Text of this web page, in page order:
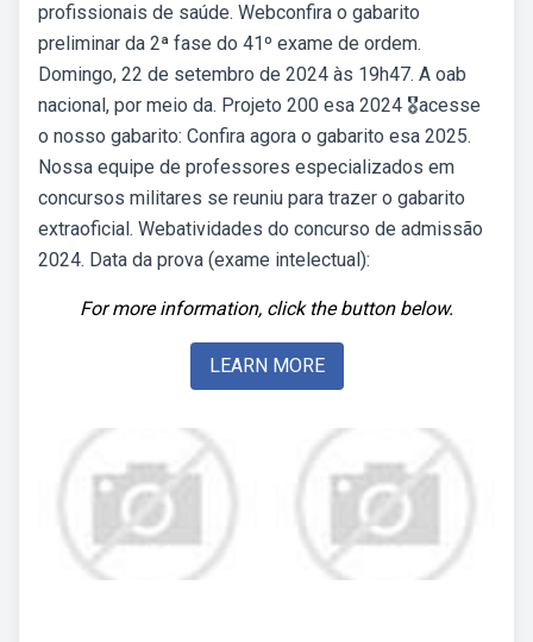
profissionais de saúde. Webconfira o gabarito
preliminar da 2ª fase do 41º exame de ordem.
Domingo, 22 de setembro de 2024 às 19h47. A oab
nacional, por meio da. Projeto 200 esa 2024 🎖️acesse
o nosso gabarito: Confira agora o gabarito esa 2025.
Nossa equipe de professores especializados em
concursos militares se reuniu para trazer o gabarito
extraoficial. Webatividades do concurso de admissão
2024. Data da prova (exame intelectual):
For more information, click the button below.
LEARN MORE